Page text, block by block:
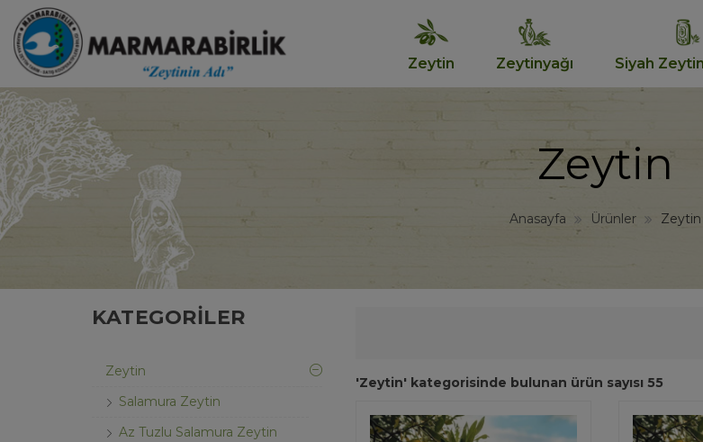
Zeytin Zeytinyağı Siyah
Zeytin
Anasayfa Ürünler Zeytin
KATEGORILER
Zeytin
Salamura Zeytin
Az Tuzlu Salamura Zeytin
'Zeytin' kategorisinde bulunan ürün sayısı 55